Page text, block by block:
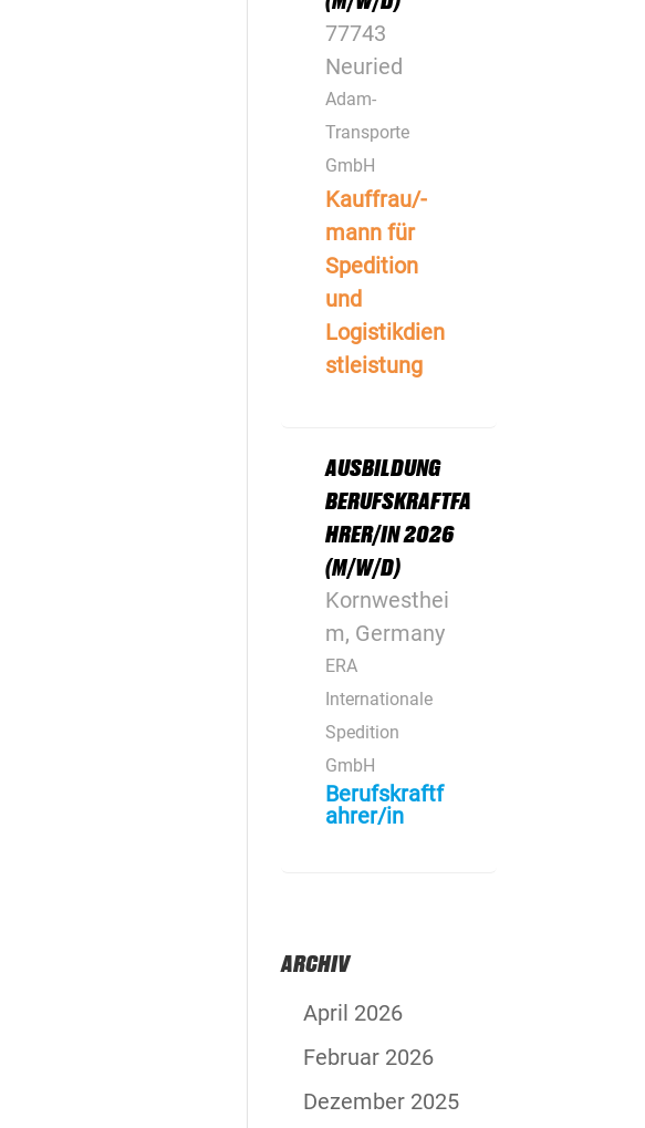
77743
Neuried
Adam-
Transporte
GmbH
Kauffrau/-
mann für
Spedition
und
Logistikdien
stleistung
AUSBILDUNG
BERUFSKRAFTFA
HRER/IN 2026
(M/W/D)
Kornwesthei
m, Germany
ERA
Internationale
Spedition
GmbH
Berufskraftf
ahrer/in
ARCHIV
April 2026
Februar 2026
Dezember 2025